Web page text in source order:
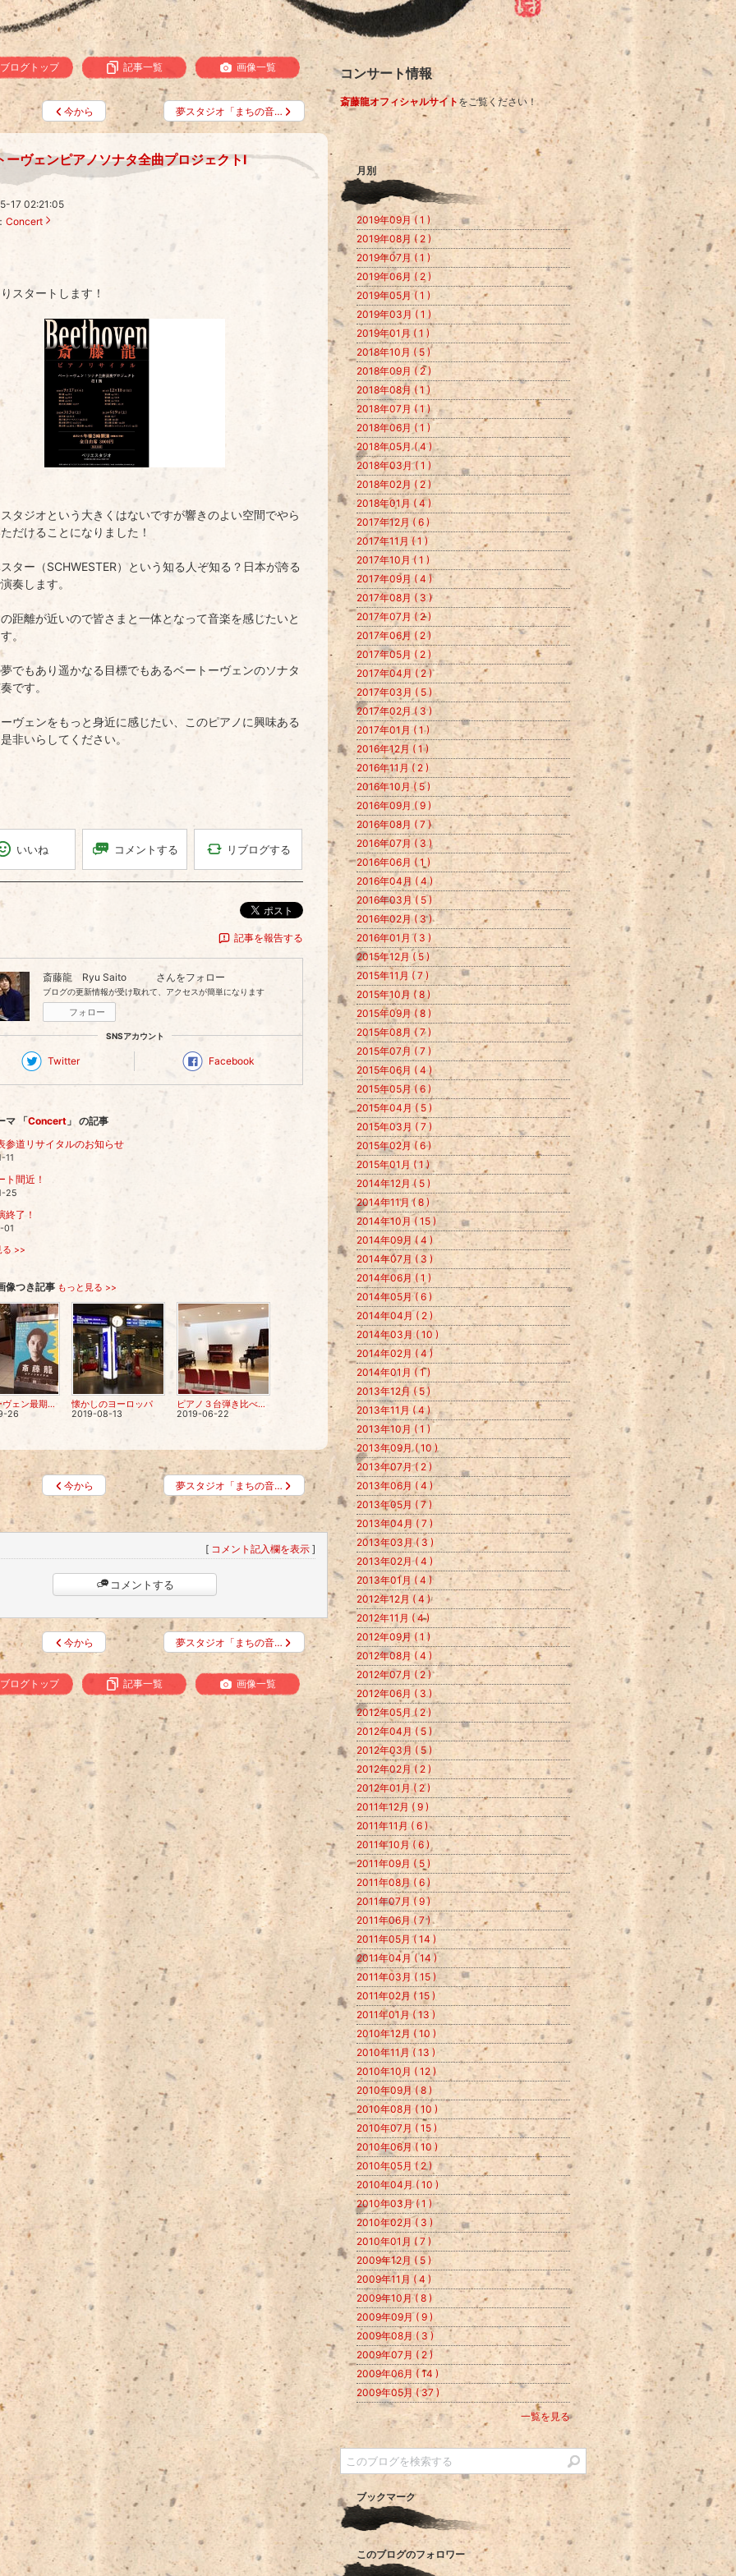
ブログトップ 記事一覧 画像一覧
今から 夢スタジオ「まちの音…
ーヴェンピアノソナタ全曲プロジェクトⅠ
17 02:21:05
Concert
スタートします！
タジオという大きくはないですが響きのよい空間でやら
だけることになりました！
ター（SCHWESTER）という知る人ぞ知る？日本が誇る
奏します。
距離が近いので皆さまと一体となって音楽を感じたいと
。
でもあり遥かなる目標でもあるベートーヴェンのソナタ
です。
ヴェンをもっと身近に感じたい、このピアノに興味ある
非いらしてください。
いいね コメントする リブログする
ポスト
記事を報告する
斎藤龍 Ryu Saito さんをフォロー
ブログの更新情報が受け取れて、アクセスが簡単になります
フォロー
SNSアカウント
Twitter Facebook
マ 「Concert 」 の記事
参道リサイタルのお知らせ
11
ト間近！
25
終了！
01
る >>
像つき記事 もっと見る >>
ベートーヴェン最期の3ソナタを演奏して
26
懐かしのヨーロッパ
2019-08-13
ピアノ３台弾き比べコンサート！
2019-06-22
今から 夢スタジオ「まちの音…
[ コメント記入欄を表示 ]
コメントする
今から 夢スタジオ「まちの音…
ブログトップ 記事一覧 画像一覧
コンサート情報
斎藤龍オフィシャルサイト をご覧ください！
月別
2019年09月 ( 1 )
2019年08月 ( 2 )
2019年07月 ( 1 )
2019年06月 ( 2 )
2019年05月 ( 1 )
2019年03月 ( 1 )
2019年01月 ( 1 )
2018年10月 ( 5 )
2018年09月 ( 2 )
2018年08月 ( 1 )
2018年07月 ( 1 )
2018年06月 ( 1 )
2018年05月 ( 4 )
2018年03月 ( 1 )
2018年02月 ( 2 )
2018年01月 ( 4 )
2017年12月 ( 6 )
2017年11月 ( 1 )
2017年10月 ( 1 )
2017年09月 ( 4 )
2017年08月 ( 3 )
2017年07月 ( 2 )
2017年06月 ( 2 )
2017年05月 ( 2 )
2017年04月 ( 2 )
2017年03月 ( 5 )
2017年02月 ( 3 )
2017年01月 ( 1 )
2016年12月 ( 1 )
2016年11月 ( 2 )
2016年10月 ( 5 )
2016年09月 ( 9 )
2016年08月 ( 7 )
2016年07月 ( 3 )
2016年06月 ( 1 )
2016年04月 ( 4 )
2016年03月 ( 5 )
2016年02月 ( 3 )
2016年01月 ( 3 )
2015年12月 ( 5 )
2015年11月 ( 7 )
2015年10月 ( 8 )
2015年09月 ( 8 )
2015年08月 ( 7 )
2015年07月 ( 7 )
2015年06月 ( 4 )
2015年05月 ( 6 )
2015年04月 ( 5 )
2015年03月 ( 7 )
2015年02月 ( 6 )
2015年01月 ( 1 )
2014年12月 ( 5 )
2014年11月 ( 8 )
2014年10月 ( 15 )
2014年09月 ( 4 )
2014年07月 ( 3 )
2014年06月 ( 1 )
2014年05月 ( 6 )
2014年04月 ( 2 )
2014年03月 ( 10 )
2014年02月 ( 4 )
2014年01月 ( 1 )
2013年12月 ( 5 )
2013年11月 ( 4 )
2013年10月 ( 1 )
2013年09月 ( 10 )
2013年07月 ( 2 )
2013年06月 ( 4 )
2013年05月 ( 7 )
2013年04月 ( 7 )
2013年03月 ( 3 )
2013年02月 ( 4 )
2013年01月 ( 4 )
2012年12月 ( 4 )
2012年11月 ( 4 )
2012年09月 ( 1 )
2012年08月 ( 4 )
2012年07月 ( 2 )
2012年06月 ( 3 )
2012年05月 ( 2 )
2012年04月 ( 5 )
2012年03月 ( 5 )
2012年02月 ( 2 )
2012年01月 ( 2 )
2011年12月 ( 9 )
2011年11月 ( 6 )
2011年10月 ( 6 )
2011年09月 ( 5 )
2011年08月 ( 6 )
2011年07月 ( 9 )
2011年06月 ( 7 )
2011年05月 ( 14 )
2011年04月 ( 14 )
2011年03月 ( 15 )
2011年02月 ( 15 )
2011年01月 ( 13 )
2010年12月 ( 10 )
2010年11月 ( 13 )
2010年10月 ( 12 )
2010年09月 ( 8 )
2010年08月 ( 10 )
2010年07月 ( 15 )
2010年06月 ( 10 )
2010年05月 ( 2 )
2010年04月 ( 10 )
2010年03月 ( 1 )
2010年02月 ( 3 )
2010年01月 ( 7 )
2009年12月 ( 5 )
2009年11月 ( 4 )
2009年10月 ( 8 )
2009年09月 ( 9 )
2009年08月 ( 3 )
2009年07月 ( 2 )
2009年06月 ( 14 )
2009年05月 ( 37 )
一覧を見る
ブックマーク
このブログのフォロワー